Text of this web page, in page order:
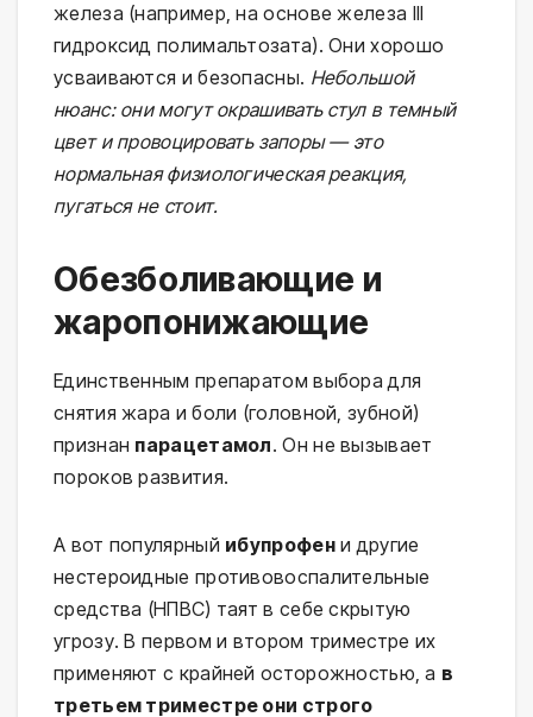
железа (например, на основе железа III
гидроксид полимальтозата). Они хорошо
усваиваются и безопасны. Небольшой
нюанс: они могут окрашивать стул в темный
цвет и провоцировать запоры — это
нормальная физиологическая реакция,
пугаться не стоит.
Обезболивающие и
жаропонижающие
Единственным препаратом выбора для
снятия жара и боли (головной, зубной)
признан парацетамол. Он не вызывает
пороков развития.
А вот популярный ибупрофени другие
нестероидные противовоспалительные
средства (НПВС) таят в себе скрытую
угрозу. В первом и втором триместре их
применяют с крайней осторожностью, а в
третьем триместре они строго